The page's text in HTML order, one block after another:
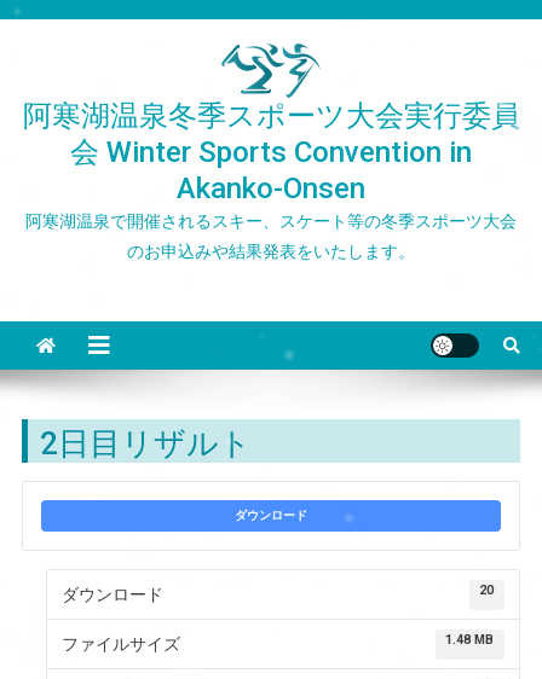
Skip
阿寒湖温泉冬季スポーツ大会実行委員
会 Winter Sports Convention in
Akanko-Onsen
阿寒湖温泉で開催されるスキー、スケート等の冬季スポーツ大会
のお申込みや結果発表をいたします。
2日目リザルト
ダウンロード
ダウンロード 20
ファイルサイズ 1.48 MB